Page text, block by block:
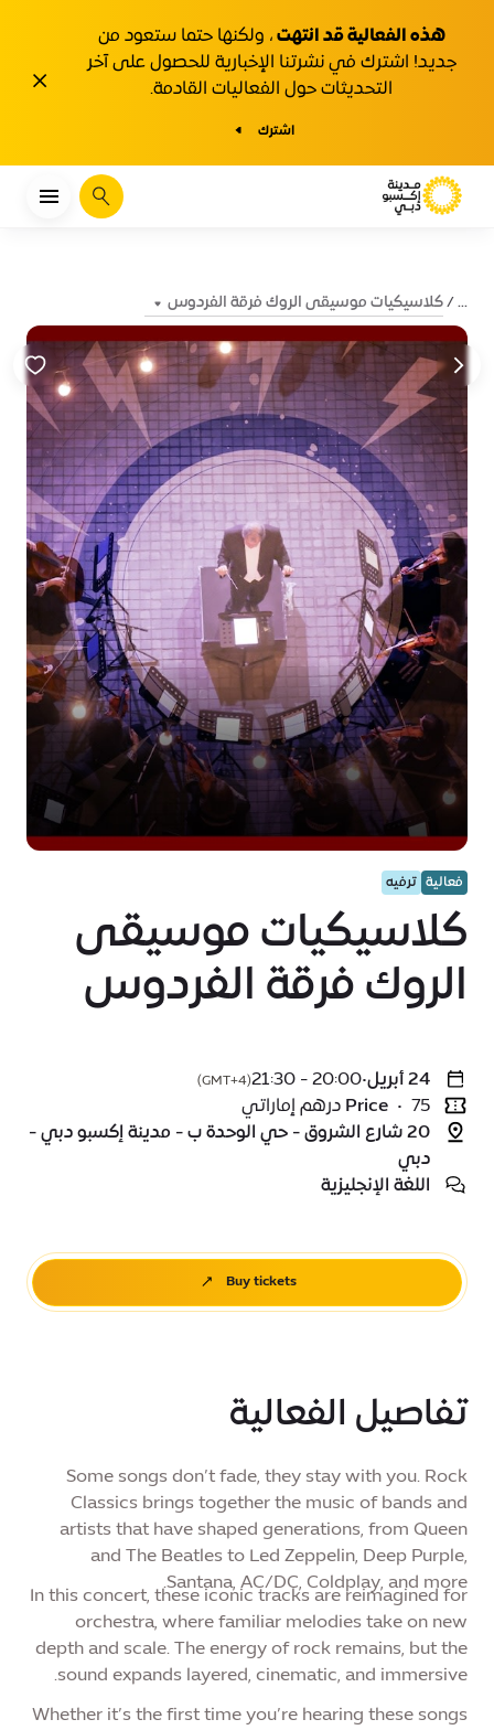
هذه الفعالية قد انتهت ، ولكنها حتما ستعود من
جديد! اشترك في نشرتنا الإخبارية للحصول على آخر
التحديثات حول الفعاليات القادمة.
اشترك
يبحث
... كلاسيكيات موسيقى الروك فرقة الفردوس
فعالية ترفيه
كلاسيكيات موسيقى
الروك فرقة الفردوس
24 أبريل •
20:00 - 21:30
(GMT+4)
Price • 75 درهم إماراتي
20 شارع الشروق - حي الوحدة ب - مدينة إكسبو دبي -
دبي
اللغة الإنجليزية
Buy tickets
تفاصيل الفعالية
Some songs don’t fade, they stay with you. Rock
Classics brings together the music of bands and
artists that have shaped generations, from Queen
and The Beatles to Led Zeppelin, Deep Purple,
Santana, AC/DC, Coldplay, and more.
In this concert, these iconic tracks are reimagined for
orchestra, where familiar melodies take on new
depth and scale. The energy of rock remains, but the
sound expands layered, cinematic, and immersive.
Whether it’s the first time you’re hearing these songs